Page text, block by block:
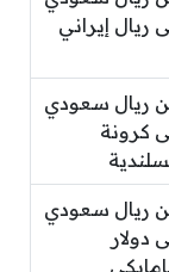
ريال إيراني
ريال سعودي
كرونة
ريال سعودي
دولار